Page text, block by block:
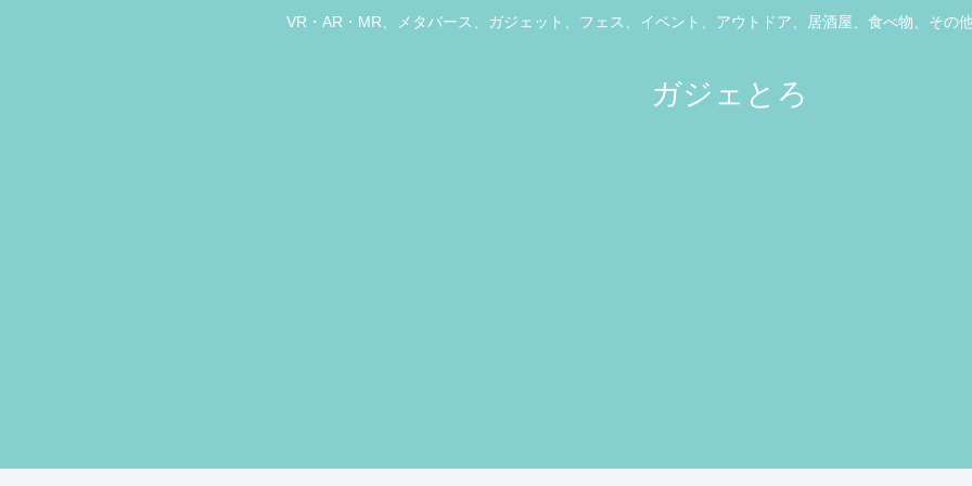
VR・AR・MR、メタバース、ガジェット、フェス、イベント、アウトドア、居酒屋、食べ物、その
ガジェとろ